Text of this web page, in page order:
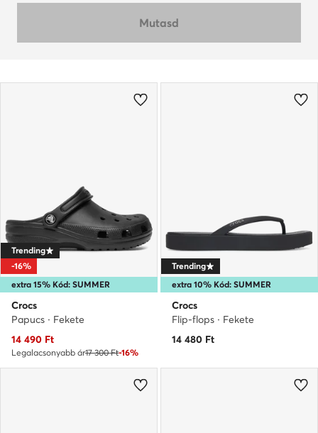
Mutasd
extra 15% Kód: SUMMER
Trending
-16%
Crocs
Papucs · Fekete
Aktuális ár
14 490 Ft
Legalacsonyabb ár17 300 Ft-16%
extra 10% Kód: SUMMER
Trending
Crocs
Flip-flops · Fekete
14 480 Ft